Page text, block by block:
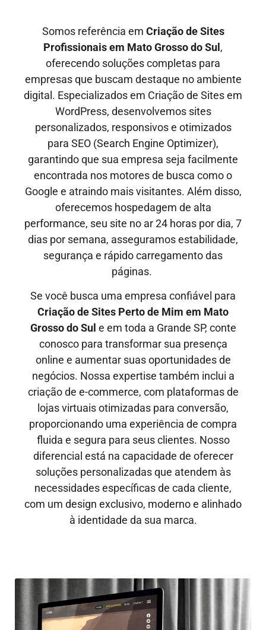
Somos referência em Criação de Sites
Profissionais em Mato Grosso do Sul ,
oferecendo soluções completas para
empresas que buscam destaque no ambiente
digital. Especializados em Criação de Sites em
WordPress, desenvolvemos sites
personalizados, responsivos e otimizados
para SEO (Search Engine Optimizer),
garantindo que sua empresa seja facilmente
encontrada nos motores de busca como o
Google e atraindo mais visitantes. Além disso,
oferecemos hospedagem de alta
performance, seu site no ar24 horas por dia, 7
dias por semana, asseguramos estabilidade,
segurança e rápido carregamento das
páginas.
Se você busca uma empresa confiável para
Criação de Sites Perto de Mim em Mato
Grosso do Sul e em toda a Grande SP, conte
conosco para transformar sua presença
online e aumentar suas oportunidades de
negócios. Nossa expertise também inclui a
criação de e-commerce, com plataformas de
lojas virtuais otimizadas para conversão,
proporcionando uma experiência de compra
fluida e segura para seus clientes. Nosso
diferencial está na capacidade de oferecer
soluções personalizadas que atendem às
necessidades específicas de cada cliente,
com um design exclusivo, moderno e alinhado
à identidade da sua marca.